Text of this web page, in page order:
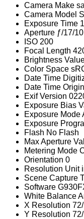
Camera Make
Camera Model
Exposure Time
Aperture ƒ/17/10
ISO 200
Focal Length
Brightness
Color Space
Date Time
Date Time
Exif Version
Exposure Bias
Exposure Mode
Exposure
Flash No Flash
Max Aperture
Metering Mode
Orientation 0
Resolution Unit
Scene Capture
Software
White Balance
X Resolution
Y Resolution